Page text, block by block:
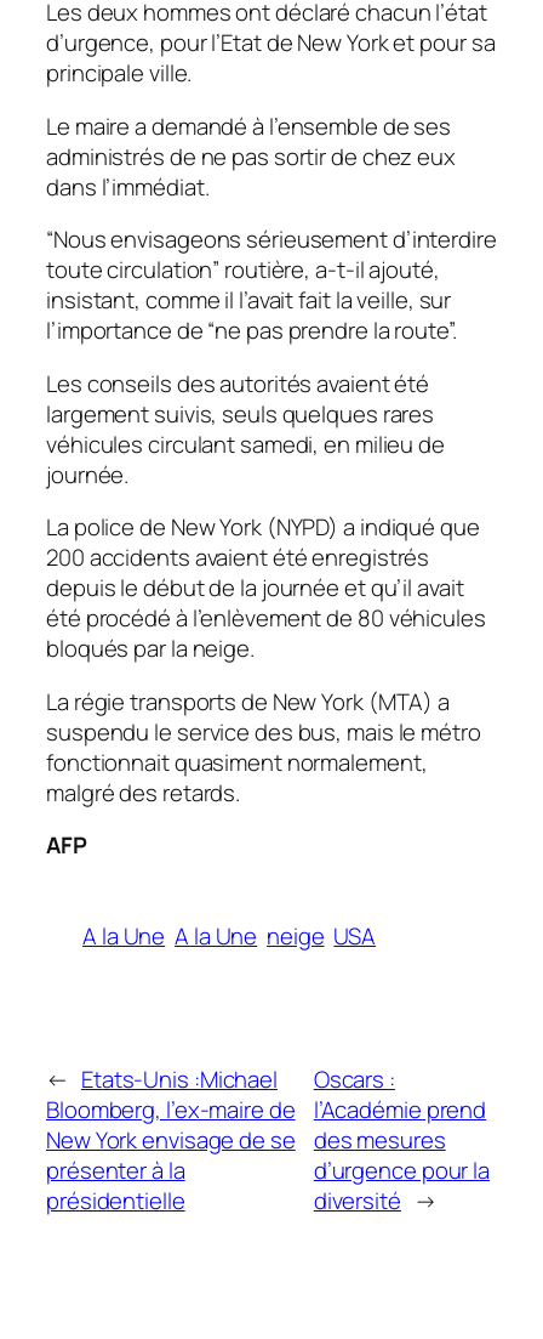
Les deux hommes ont déclaré chacun l’état
d’urgence, pour l’Etat de New York et pour sa
principale ville.
Le maire a demandé à l’ensemble de ses
administrés de ne pas sortir de chez eux
dans l’immédiat.
“Nous envisageons sérieusement d’interdire
toute circulation” routière, a-t-il ajouté,
insistant, comme il l’avait fait la veille, sur
l’importance de “ne pas prendre la route”.
Les conseils des autorités avaient été
largement suivis, seuls quelques rares
véhicules circulant samedi, en milieu de
journée.
La police de New York (NYPD) a indiqué que
200 accidents avaient été enregistrés
depuis le début de la journée et qu’il avait
été procédé à l’enlèvement de 80 véhicules
bloqués par la neige.
La régie transports de New York (MTA) a
suspendu le service des bus, mais le métro
fonctionnait quasiment normalement,
malgré des retards.
AFP
A la Une A la Une neige USA
← Etats-Unis :Michael
Bloomberg, l’ex-maire de
New York envisage de se
présenter à la
présidentielle
Oscars :
l’Académie prend
des mesures
d’urgence pour la
diversité →